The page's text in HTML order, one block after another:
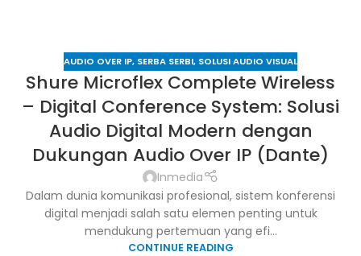
AUDIO OVER IP, SERBA SERBI, SOLUSI AUDIO VISUAL
Shure Microflex Complete Wireless
– Digital Conference System: Solusi
Audio Digital Modern dengan
Dukungan Audio Over IP (Dante)
Inmedia
Dalam dunia komunikasi profesional, sistem konferensi
digital menjadi salah satu elemen penting untuk
mendukung pertemuan yang efi...
CONTINUE READING